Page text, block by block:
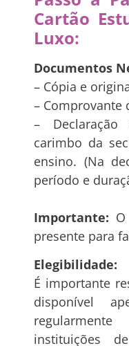
Cartão
Luxo:
Documentos
– Cópia e
– Comprovante
– Declaração
carimbo da
ensino. (Na
período e
Importante:
presente para
Elegibilidade:
É importante
disponível
instituições